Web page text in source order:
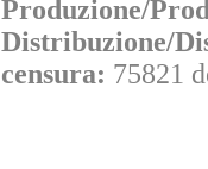
Produzione/
Distribuzione/
censura: 75821